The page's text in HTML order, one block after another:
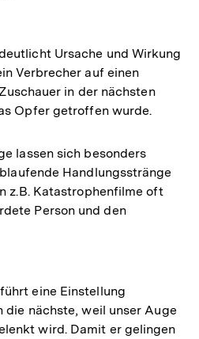
Ursache und Wirkung
Verbrecher auf einen
in der nächsten
Opfer getroffen wurde.
lassen sich besonders
Handlungsstränge
z.B. Katastrophenfilme oft
Person und den
eine Einstellung
die nächste, weil unser Auge
wird. Damit er gelingen